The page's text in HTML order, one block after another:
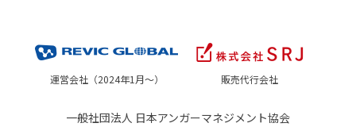
運営会社（2024年1月～） 販売代行会社
一般社団法人 日本アンガーマネジメント協会